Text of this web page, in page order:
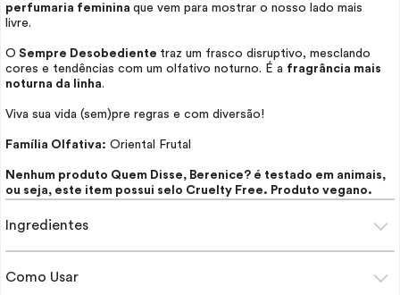
perfumaria feminina que vem para mostrar o nosso lado mais
livre.
O Sempre Desobediente traz um frasco disruptivo, mesclando
cores e tendências com um olfativo noturno. É a fragrância mais
noturna da linha.
Viva sua vida (sem)pre regras e com diversão!
Família Olfativa: Oriental Frutal
Nenhum produto Quem Disse, Berenice? é testado em animais,
ou seja, este item possui selo Cruelty Free. Produto vegano.
Ingredientes
Como Usar